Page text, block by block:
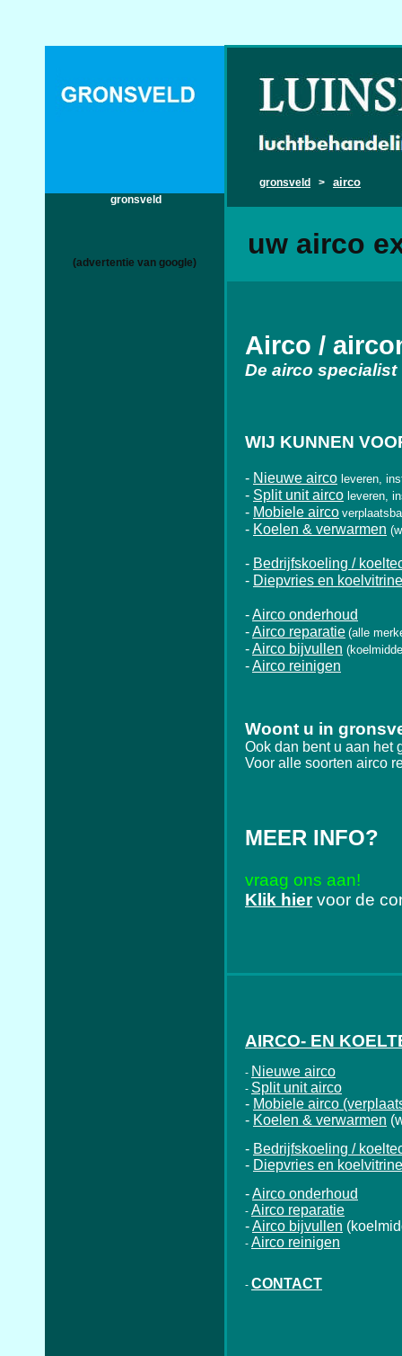
gronsveld
(advertentie van google)
gronsveld > airco
uw airco
Airco /
De airco
WIJ KUNNEN
- Nieuwe airco leveren,
- Split unit airco leveren,
- Mobiele airco
- Koelen & verwarmen
- Bedrijfskoeling /
- Diepvries en
-Airco onderhoud
-Airco reparatie (alle
-Airco bijvullen
-Airco reinigen
Woont u in
Ook dan bent u aan het
Voor alle soorten airco
MEER INFO?
vraag ons aan!
Klik hier voor de
AIRCO- EN
- Nieuwe airco
- Split unit airco
- Mobiele airco
- Koelen & verwarmen
- Bedrijfskoeling /
- Diepvries en
-Airco onderhoud
- Airco reparatie
-Airco bijvullen
- Airco reinigen
- CONTACT